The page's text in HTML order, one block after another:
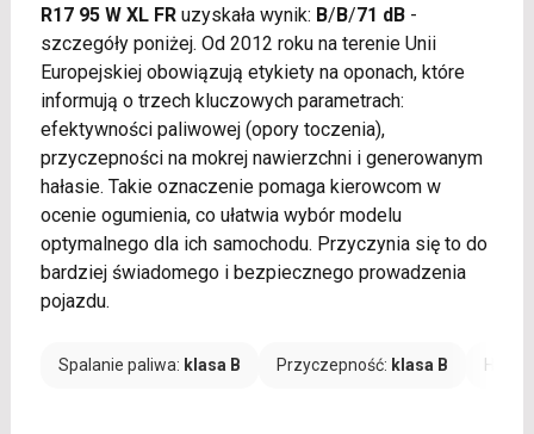
R17 95 W XL FRuzyskała wynik: B/B/71 dB-
szczegóły poniżej. Od 2012 roku na terenie Unii
Europejskiej obowiązują etykiety na oponach, które
informują o trzech kluczowych parametrach:
efektywności paliwowej (opory toczenia),
przyczepności na mokrej nawierzchni i generowanym
hałasie. Takie oznaczenie pomaga kierowcom w
ocenie ogumienia, co ułatwia wybór modelu
optymalnego dla ich samochodu. Przyczynia się to do
bardziej świadomego i bezpiecznego prowadzenia
pojazdu.
Spalanie paliwa: klasa B Przyczepność: klasa B Hałas: